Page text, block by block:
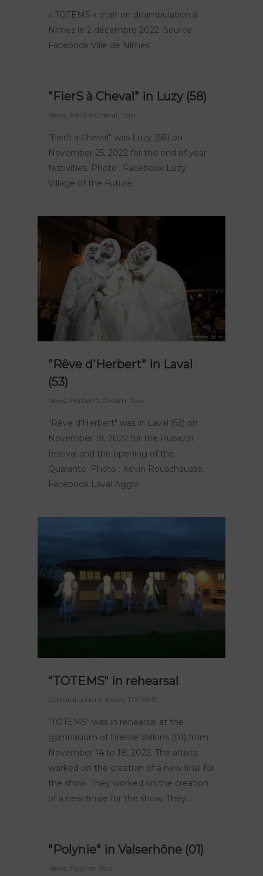
« TOTEMS » était en déambulation à
Nîmes le 2 décembre 2022. Source :
Facebook Ville de Nîmes
"FierS à Cheval" in Luzy (58)
News FierS à Cheval Tour
"FierS à Cheval" was Luzy (58) on
November 25, 2022 for the end of year
festivities. Photo : Facebook Luzy
Village of the Future
"Rêve d'Herbert" in Laval
(53)
News Herbert's Dream Tour
"Rêve d'Herbert" was in Laval (53) on
November 19, 2022 for the Pupazzi
festival and the opening of the
Quarante. Photo : Kévin Rouschausse,
Facebook Laval Agglo
"TOTEMS" in rehearsal
Cultural actions News TOTEMS
"TOTEMS" was in rehearsal at the
gymnasium of Bresse Vallons (01) from
November 14 to 18, 2022. The artists
worked on the creation of a new final for
the show. They worked on the creation
of a new finale for the show. They...
"Polynie" in Valserhône (01)
News , Polynie, Tour
Our shows
Peau d’Âme
FierS à Cheval
Polynie
Place of residence
Contact